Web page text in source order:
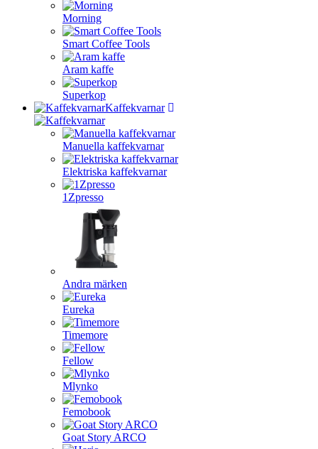
Morning
Smart Coffee Tools
Aram kaffe
Superkop
Kaffekvarnar
Manuella kaffekvarnar
Elektriska kaffekvarnar
1Zpresso
Andra märken
Eureka
Timemore
Fellow
Mlynko
Femobook
Goat Story ARCO